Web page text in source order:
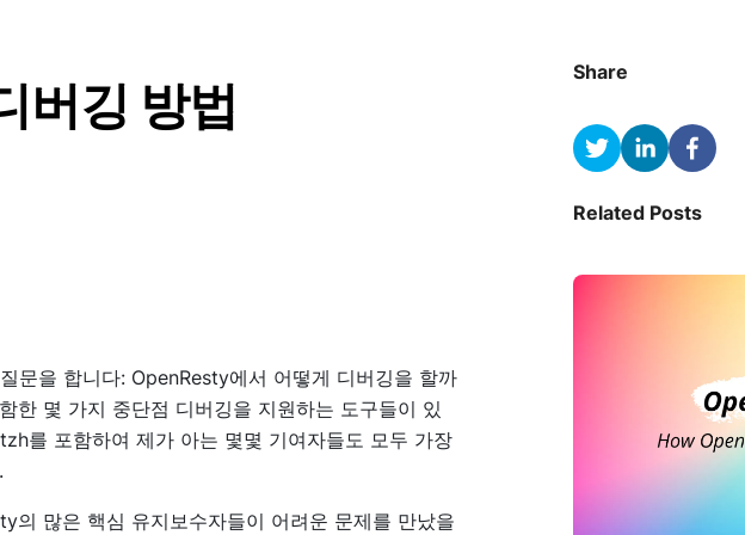
버깅 방법
문을 합니다: OpenResty에서 어떻게 디버깅을 할까
한 몇 가지 중단점 디버깅을 지원하는 도구들이 있
를 포함하여 제가 아는 몇몇 기여자들도 모두 가장
의 많은 핵심 유지보수자들이 어려운 문제를 만났을
Share
Related Posts